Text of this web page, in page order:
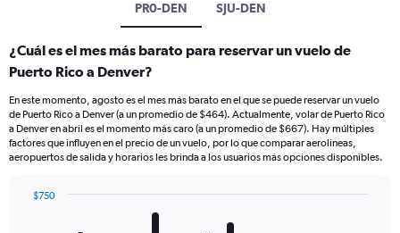
PR0-DEN SJU-DEN
¿Cuál es el mes más barato para reservar un vuelo de
Puerto Rico a Denver?
En este momento, agosto es el mes más barato en el que se puede reservar un vuelo
de Puerto Rico a Denver (a un promedio de $464). Actualmente, volar de Puerto Rico
a Denver en abril es el momento más caro (a un promedio de $667). Hay múltiples
factores que influyen en el precio de un vuelo, por lo que comparar aerolíneas,
aeropuertos de salida y horarios les brinda a los usuarios más opciones disponibles.
$750